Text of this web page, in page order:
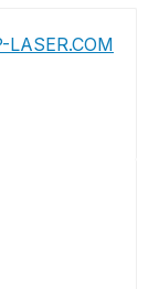
LASER.COM